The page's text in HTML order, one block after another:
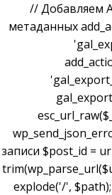
// Добавляем
метаданных
записи $post_id =
explode('/',